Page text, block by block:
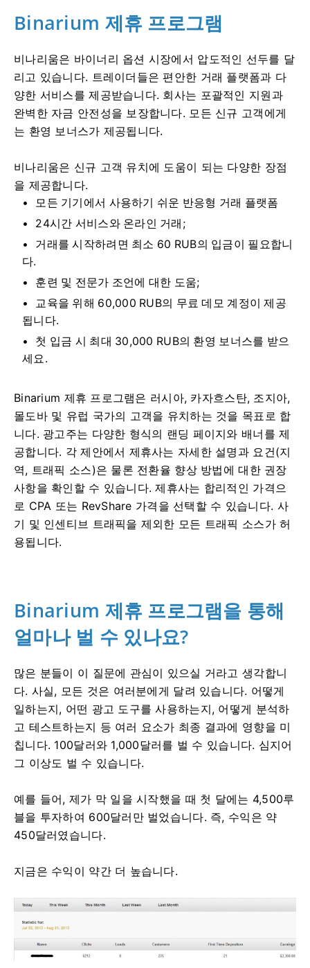
Binarium 제휴 프로그램
비나리움은 바이너리 옵션 시장에서 압도적인 선두를 달
리고 있습니다. 트레이더들은 편안한 거래 플랫폼과 다
양한 서비스를 제공받습니다. 회사는 포괄적인 지원과
완벽한 자금 안전성을 보장합니다. 모든 신규 고객에게
는 환영 보너스가 제공됩니다.
비나리움은 신규 고객 유치에 도움이 되는 다양한 장점
을 제공합니다.
모든 기기에서 사용하기 쉬운 반응형 거래 플랫폼
24시간 서비스와 온라인 거래;
거래를 시작하려면 최소 60 RUB의 입금이 필요합니
다.
훈련 및 전문가 조언에 대한 도움;
교육을 위해 60,000 RUB의 무료 데모 계정이 제공
됩니다.
첫 입금 시 최대 30,000 RUB의 환영 보너스를 받으
세요.
Binarium 제휴 프로그램은 러시아, 카자흐스탄, 조지아,
몰도바 및 유럽 국가의 고객을 유치하는 것을 목표로 합
니다. 광고주는 다양한 형식의 랜딩 페이지와 배너를 제
공합니다. 각 제안에서 제휴사는 자세한 설명과 요건(지
역, 트래픽 소스)은 물론 전환율 향상 방법에 대한 권장
사항을 확인할 수 있습니다. 제휴사는 합리적인 가격으
로 CPA 또는 RevShare 가격을 선택할 수 있습니다. 사
기 및 인센티브 트래픽을 제외한 모든 트래픽 소스가 허
용됩니다.
Binarium 제휴 프로그램을 통해
얼마나 벌 수 있나요?
많은 분들이 이 질문에 관심이 있으실 거라고 생각합니
다. 사실, 모든 것은 여러분에게 달려 있습니다. 어떻게
일하는지, 어떤 광고 도구를 사용하는지, 어떻게 분석하
고 테스트하는지 등 여러 요소가 최종 결과에 영향을 미
칩니다. 100달러와 1,000달러를 벌 수 있습니다. 심지어
그 이상도 벌 수 있습니다.
예를 들어, 제가 막 일을 시작했을 때 첫 달에는 4,500루
블을 투자하여 600달러만 벌었습니다. 즉, 수익은 약
450달러였습니다.
지금은 수익이 약간 더 높습니다.